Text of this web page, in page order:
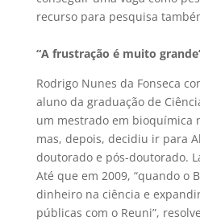
recurso para pesquisa
“A frustração é muito
Rodrigo Nunes da Fonseca
aluno da graduação de
um mestrado em bioquímica
mas, depois, decidiu ir para
doutorado e pós-doutorado.
Até que em 2009, “quando o
dinheiro na ciência e
públicas com o Reuni”,